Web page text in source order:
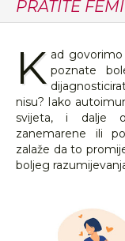
PRATITE
K ad
poznate
nisu? Iako
svijeta, i dalje
zanemarene ili
zalaže da to
boljeg